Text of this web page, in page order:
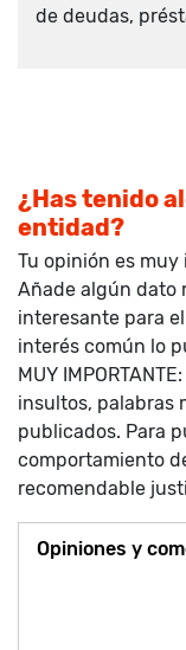
de deudas,
¿Has tenido
entidad?
Tu opinión es
Añade algún dato
interesante para
interés común lo
MUY
insultos, palabras
publicados. Para
comportamiento
recomendable